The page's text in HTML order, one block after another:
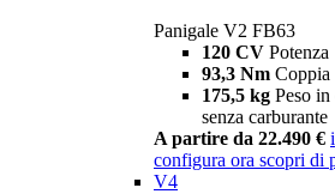
Panigale V2 FB63
120 CV Potenza
93,3 Nm Coppia
175,5 kg Peso in
senza carburante
A partire da 22.490 € i
configura ora scopri di
V4